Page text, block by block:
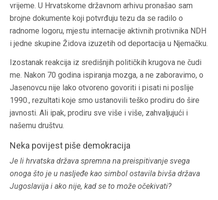
vrijeme. U Hrvatskome državnom arhivu pronašao sam
brojne dokumente koji potvrđuju tezu da se radilo o
radnome logoru, mjestu internacije aktivnih protivnika NDH
i jedne skupine Židova izuzetih od deportacija u Njemačku.
Izostanak reakcija iz središnjih političkih krugova ne čudi
me. Nakon 70 godina ispiranja mozga, a ne zaboravimo, o
Jasenovcu nije lako otvoreno govoriti i pisati ni poslije
1990., rezultati koje smo ustanovili teško prodiru do šire
javnosti. Ali ipak, prodiru sve više i više, zahvaljujući i
našemu društvu.
Neka povijest piše demokracija
Je li hrvatska država spremna na preispitivanje svega
onoga što je u nasljeđe kao simbol ostavila bivša država
Jugoslavija i ako nije, kad se to može očekivati?